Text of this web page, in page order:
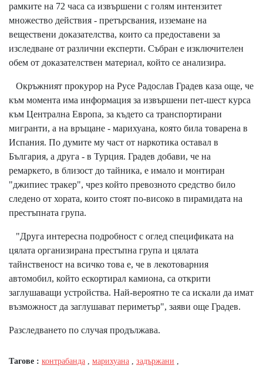
рамките на 72 часа са извършени с голям интензитет
множество действия - претърсвания, изземане на
веществени доказателства, които са предоставени за
изследване от различни експерти. Събран е изключителен
обем от доказателствен материал, който се анализира.
Окръжният прокурор на Русе Радослав Градев каза още, че
към момента има информация за извършени пет-шест курса
към Централна Европа, за където са транспортирани
мигранти, а на връщане - марихуана, която била товарена в
Испания. По думите му част от наркотика оставал в
България, а друга - в Турция. Градев добави, че на
ремаркето, в близост до тайника, е имало и монтиран
"джипиес тракер", чрез който превозното средство било
следено от хората, които стоят по-високо в пирамидата на
престъпната група.
"Друга интересна подробност с оглед спецификата на
цялата организирана престъпна група и цялата
тайнственост на всичко това е, че в лекотоварния
автомобил, който ескортирал камиона, са открити
заглушаващи устройства. Най-вероятно те са искали да имат
възможност да заглушават периметър", заяви още Градев.
Разследването по случая продължава.
Тагове : контрабанда марихуана задържани